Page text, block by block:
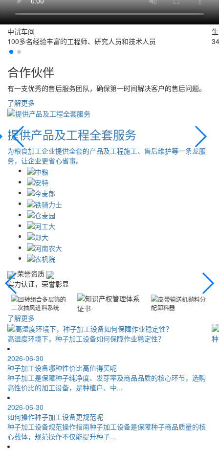
中试车间
100多名经验丰富的工程师、研究人员和技术人员
合作伙伴
有一支优秀的售后服务团队，确保第一时间解决客户的售后问题。
了解更多
服
完善的售后服务保障
以更好的产品和服务回报客户，为客户提供24小时的售后跟踪服
务，及时响应回馈。
荣誉资质
实力认证，荣誉彰显
了解更多
高湿度环境下，种子加工设备如何保障作业稳定性？
2026-06-30
种子加工设备哪种性价比高值得买呢
种子加工是保障种子纯净度、发芽率及商品品质的核心环节，选购
高性价比的加工设备，是种植户、中...
2026-06-30
如何操作种子加工设备更规范呢
种子加工设备规范操作指南种子加工设备是保障种子商品质量的核
心载体，规范操作不仅能提升种子...